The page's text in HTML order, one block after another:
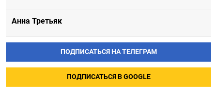
Анна Третьяк
ПОДПИСАТЬСЯ НА ТЕЛЕГРАМ
ПОДПИСАТЬСЯ В GOOGLE